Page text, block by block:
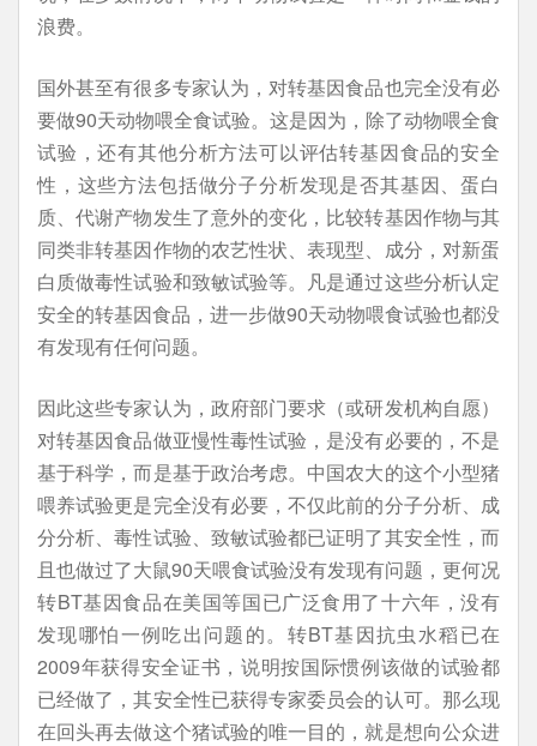
浪费。
国外甚至有很多专家认为，对转基因食品也完全没有必
要做90天动物喂全食试验。这是因为，除了动物喂全食
试验，还有其他分析方法可以评估转基因食品的安全
性，这些方法包括做分子分析发现是否其基因、蛋白
质、代谢产物发生了意外的变化，比较转基因作物与其
同类非转基因作物的农艺性状、表现型、成分，对新蛋
白质做毒性试验和致敏试验等。凡是通过这些分析认定
安全的转基因食品，进一步做90天动物喂食试验也都没
有发现有任何问题。
因此这些专家认为，政府部门要求（或研发机构自愿）
对转基因食品做亚慢性毒性试验，是没有必要的，不是
基于科学，而是基于政治考虑。中国农大的这个小型猪
喂养试验更是完全没有必要，不仅此前的分子分析、成
分分析、毒性试验、致敏试验都已证明了其安全性，而
且也做过了大鼠90天喂食试验没有发现有问题，更何况
转BT基因食品在美国等国已广泛食用了十六年，没有
发现哪怕一例吃出问题的。转BT基因抗虫水稻已在
2009年获得安全证书，说明按国际惯例该做的试验都
已经做了，其安全性已获得专家委员会的认可。那么现
在回头再去做这个猪试验的唯一目的，就是想向公众进